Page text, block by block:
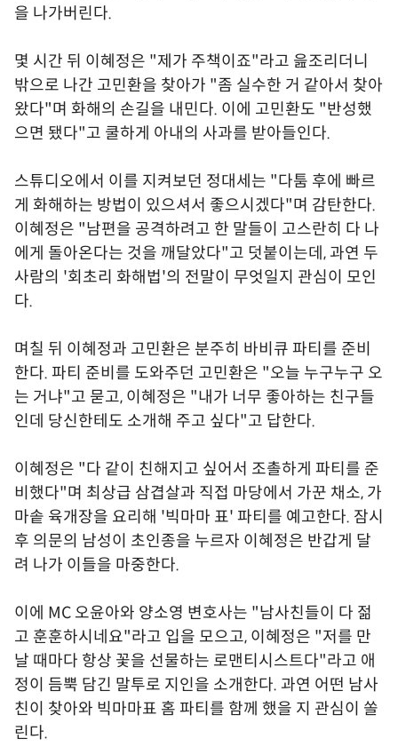
을 나가버린다.
몇 시간 뒤 이혜정은 "제가 주책이죠"라고 읊조리더니
밖으로 나간 고민환을 찾아가 "좀 실수한 거 같아서 찾아
왔다"며 화해의 손길을 내민다. 이에 고민환도 "반성했
으면 됐다"고 쿨하게 아내의 사과를 받아들인다.
스튜디오에서 이를 지켜보던 정대세는 "다툼 후에 빠르
게 화해하는 방법이 있으셔서 좋으시겠다"며 감탄한다.
이혜정은 "남편을 공격하려고 한 말들이 고스란히 다 나
에게 돌아온다는 것을 깨달았다"고 덧붙이는데, 과연 두
사람의 '회초리 화해법'의 전말이 무엇일지 관심이 모인
다.
며칠 뒤 이혜정과 고민환은 분주히 바비큐 파티를 준비
한다. 파티 준비를 도와주던 고민환은 "오늘 누구누구 오
는 거냐"고 묻고, 이혜정은 "내가 너무 좋아하는 친구들
인데 당신한테도 소개해 주고 싶다"고 답한다.
이혜정은 "다 같이 친해지고 싶어서 조촐하게 파티를 준
비했다"며 최상급 삼겹살과 직접 마당에서 가꾼 채소, 가
마솥 육개장을 요리해 '빅마마 표' 파티를 예고한다. 잠시
후 의문의 남성이 초인종을 누르자 이혜정은 반갑게 달
려 나가 이들을 마중한다.
이에 MC 오윤아와 양소영 변호사는 "남사친들이 다 젊
고 훈훈하시네요"라고 입을 모으고, 이혜정은 "저를 만
날 때마다 항상 꽃을 선물하는 로맨티시스트다"라고 애
정이 듬뿍 담긴 말투로 지인을 소개한다. 과연 어떤 남사
친이 찾아와 빅마마표 홈 파티를 함께 했을 지 관심이 쏠
린다.